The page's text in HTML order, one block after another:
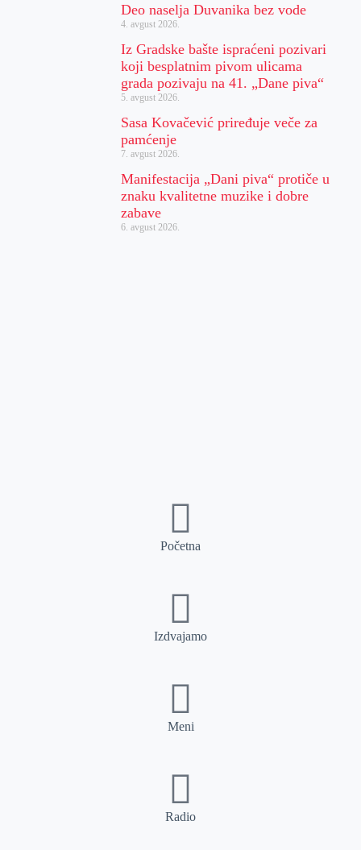
Deo naselja Duvanika bez vode
4. avgust 2026.
Iz Gradske bašte ispraćeni pozivari
koji besplatnim pivom ulicama
grada pozivaju na 41. „Dane piva“
5. avgust 2026.
Sasa Kovačević priređuje veče za
pamćenje
7. avgust 2026.
Manifestacija „Dani piva“ protiče u
znaku kvalitetne muzike i dobre
zabave
6. avgust 2026.
Početna
Izdvajamo
Meni
Radio